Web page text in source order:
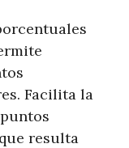
Facilita la
resulta